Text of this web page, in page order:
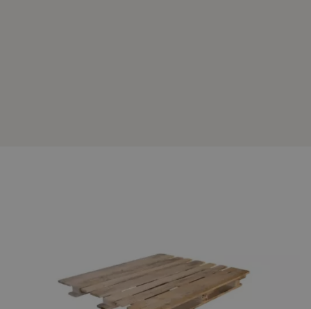
geschikte pallet. Doordat deze pallet over vleugels
beschikt, is deze uitermate geschikt voor zwaarder
transport. CP staat voor Chemie Pallet en de CP4 pallet is